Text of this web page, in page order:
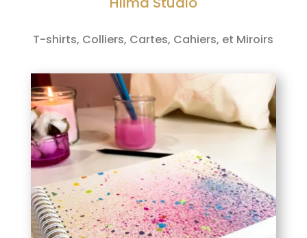
T-shirts, Colliers, Cartes, Cahiers, et Miroirs